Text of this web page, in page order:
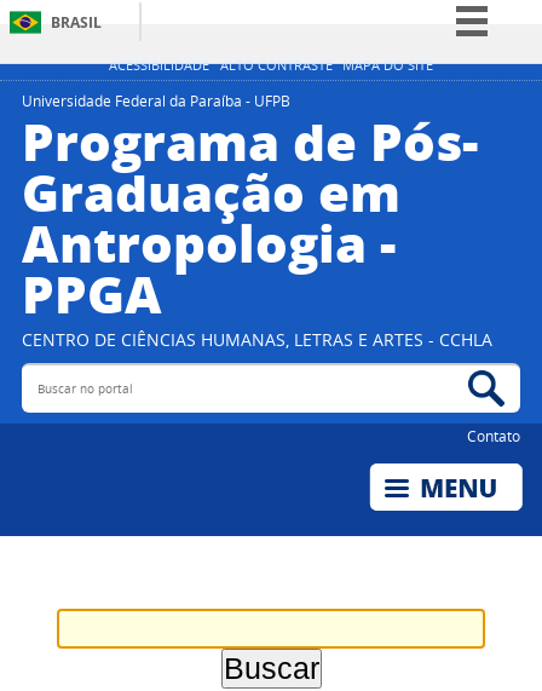
ACESSIBILIDADE ALTO CONTRASTE MAPA DO SITE
BRASIL
Simplifique!
Participe
Legislação
Canais
Universidade Federal da Paraíba - UFPB
Programa de Pós-
Graduação em
Antropologia -
PPGA
CENTRO DE CIÊNCIAS HUMANAS, LETRAS E ARTES - CCHLA
Buscar no portal
Contato